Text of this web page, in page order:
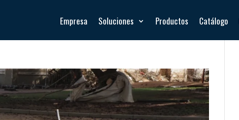
Empresa Soluciones Productos Catálogo